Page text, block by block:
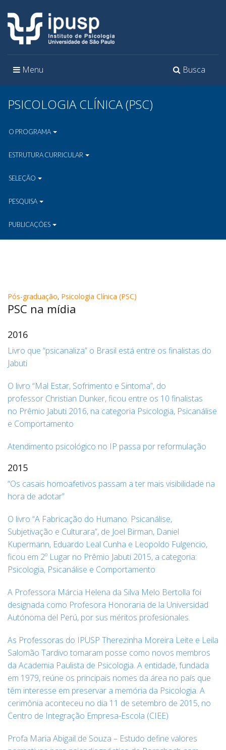
Toggle
Busca
Toggle
Menu
PSICOLOGIA CLÍNICA (PSC)
O PROGRAMA
ESTRUTURA CURRICULAR
SELEÇÃO
PESQUISA
PUBLICAÇÕES
Pós-graduação, Psicologia Clínica (PSC)
PSC na mídia
2016
Livro que “psicanaliza” o Brasil está entre os finalistas do
Jabuti
O livro “Mal Estar, Sofrimento e Sintoma”, do
professor Christian Dunker, ficou entre os 10 finalistas
no Prêmio Jabuti 2016, na categoria Psicologia, Psicanálise
e Comportamento
Atendimento psicológico no IP passa por reformulação
2015
“Os casais homoafetivos passam a ter mais visibilidade na
hora de adotar”
O livro “A Fabricação do Humano. Psicanálise,
Subjetivação e Culturara”, de Joel Birman, Daniel
Kupermann, Eduardo Leal Cunha e Leopoldo Fulgencio,
ficou em 2º Lugar no Prêmio Jabuti 2015, a categoria:
Psicologia, Psicanálise e Comportamento
A Professora Márcia Helena da Silva Melo Bertolla foi
designada como Profesora Honoraria de la Universidad
Autónoma del Perú, por sus méritos profesionales.
As Professoras do IPUSP Therezinha Moreira Leite e Leila
Salomão Tardivo tomaram posse como novos membros
da Academia Paulista de Psicologia. A entidade, fundada
em 1979, reúne os principais nomes da área no país que
têm interesse em preservar a memória da Psicologia. A
cerimônia aconteceu no dia 11 de setembro de 2015, no
Centro de Integração Empresa-Escola (CIEE)
Profa Maria Abigail de Souza – Estudo define valores